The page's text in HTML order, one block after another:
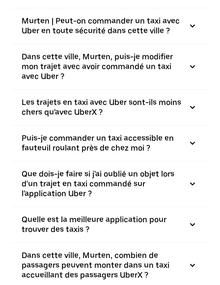
Murten | Peut-on commander un taxi avec
Uber en toute sécurité dans cette ville ?
Dans cette ville, Murten, puis-je modifier
mon trajet avec avoir commandé un taxi
avec Uber ?
Les trajets en taxi avec Uber sont-ils moins
chers qu'avec UberX ?
Puis-je commander un taxi accessible en
fauteuil roulant près de chez moi ?
Que dois-je faire si j'ai oublié un objet lors
d'un trajet en taxi commandé sur
l'application Uber ?
Quelle est la meilleure application pour
trouver des taxis ?
Dans cette ville, Murten, combien de
passagers peuvent monter dans un taxi
accueillant des passagers UberX ?